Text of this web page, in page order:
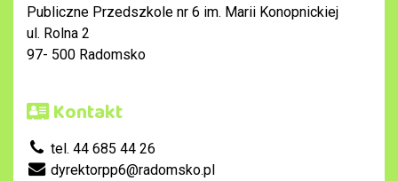
Publiczne Przedszkole nr 6 im. Marii Konopnickiej
ul. Rolna 2
97- 500 Radomsko
Kontakt
tel. 44 685 44 26
dyrektorpp6@radomsko.pl